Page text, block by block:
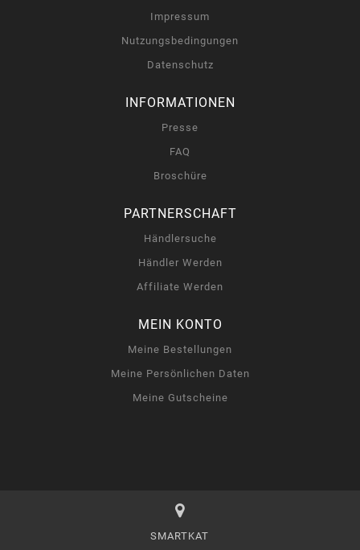
Impressum
Nutzungsbedingungen
Datenschutz
INFORMATIONEN
Presse
FAQ
Broschüre
PARTNERSCHAFT
Händlersuche
Händler Werden
Affiliate Werden
MEIN KONTO
Meine Bestellungen
Meine Persönlichen Daten
Meine Gutscheine
SMARTKAT